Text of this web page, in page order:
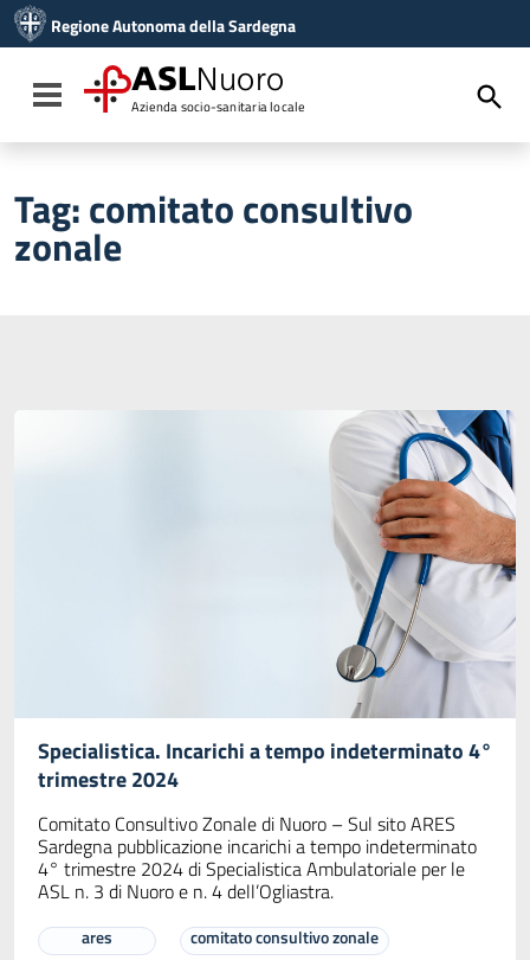
Vai al menu di navigazione
Vai al footer
Regione Autonoma della Sardegna
Toggle navigation
ASLNuoro
Azienda socio-sanitaria locale
Tag:comitato consultivo
zonale
Specialistica. Incarichi a tempo indeterminato 4°
trimestre 2024
Comitato Consultivo Zonale di Nuoro – Sul sito ARES
Sardegna pubblicazione incarichi a tempo indeterminato
4° trimestre 2024 di Specialistica Ambulatoriale per le
ASL n. 3 di Nuoro e n. 4 dell’Ogliastra.
ares
comitato consultivo zonale